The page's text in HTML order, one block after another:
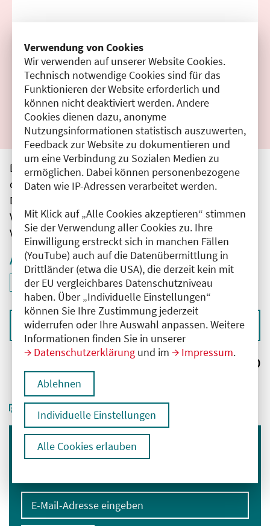
Verwendung von Cookies
Wir verwenden auf unserer Website Cookies.
Technisch notwendige Cookies sind für das
Funktionieren der Website erforderlich und
können nicht deaktiviert werden. Andere
Cookies dienen dazu, anonyme
Nutzungsinformationen statistisch auszuwerten,
Feedback zur Website zu dokumentieren und
um eine Verbindung zu Sozialen Medien zu
ermöglichen. Dabei können personenbezogene
Daten wie IP-Adressen verarbeitet werden.
Mit Klick auf „Alle Cookies akzeptieren“ stimmen
Sie der Verwendung aller Cookies zu. Ihre
Einwilligung erstreckt sich in manchen Fällen
(YouTube) auch auf die Datenübermittlung in
Drittländer (etwa die USA), die derzeit kein mit
der EU vergleichbares Datenschutzniveau
haben. Über „Individuelle Einstellungen“
können Sie Ihre Zustimmung jederzeit
widerrufen oder Ihre Auswahl anpassen. Weitere
Informationen finden Sie in unserer
Datenschutzerklärung und im Impressum.
Ablehnen
Individuelle Einstellungen
Alle Cookies erlauben
Filter zurücksetzen
Ergebnisse drucken
Die hier aufgeführten Veranstaltungen entsprechen
den unmittelbar vom Veranstalter getätigten Angaben.
Die Ärztekammer Berlin übernimmt keine
Verantwortung für den Inhalt, die Haftung obliegt dem
Veranstalter.
Aktive Filter
Filter
ID: ANT-2503709
deaktivieren und Suchergebnisse neu laden
Sortieren nach
Ergebnisse: 0
Immer informiert bleiben
E-Mail-Adresse eingeben